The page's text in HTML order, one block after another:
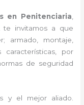
en Penitenciaria,
te invitamos a que
armado, montaje,
características, por
de seguridad
y el mejor aliado.